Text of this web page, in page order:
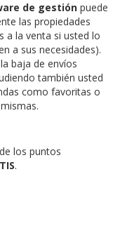
de gestión puede
las propiedades
a la venta si usted lo
a sus necesidades).
baja de envíos
también usted
como favoritas o
los puntos
.